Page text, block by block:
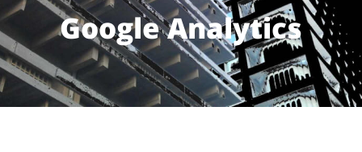
Google Analytics